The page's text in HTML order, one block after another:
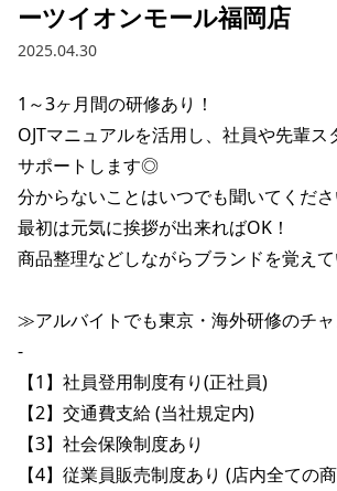
下取り保証
ムラサキスポーツ 公式アプ
ポイント・クーポンもこのアプリ
ーツイオンモール福岡店
2025.04.30
1～3ヶ月間の研修あり！
OJTマニュアルを活用し、社員や先輩ス
サポートします◎
分からないことはいつでも聞いてくだ
最初は元気に挨拶が出来ればOK！
商品整理などしながらブランドを覚えて
≫アルバイトでも東京・海外研修のチ
-
【1】社員登用制度有り(正社員)
【2】交通費支給 (当社規定内)
【3】社会保険制度あり
【4】従業員販売制度あり (店内全ての